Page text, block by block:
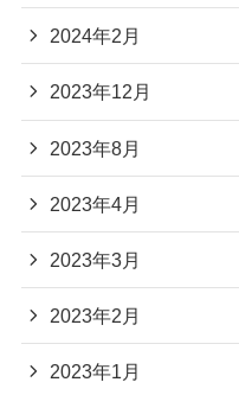
2024年2月
2023年12月
2023年8月
2023年4月
2023年3月
2023年2月
2023年1月